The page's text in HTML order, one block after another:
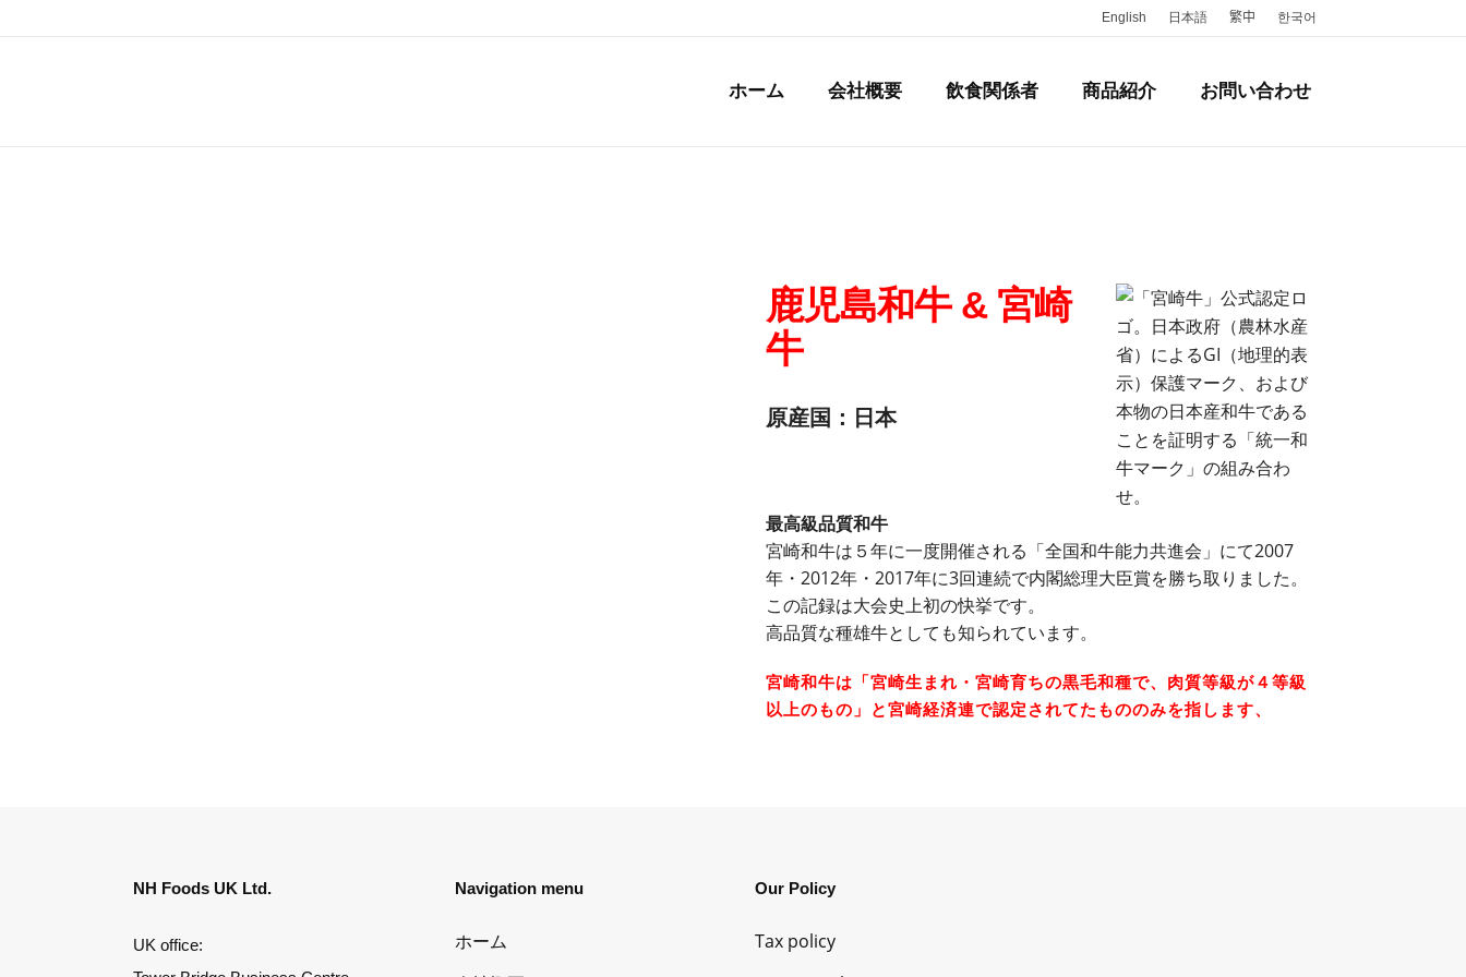
English 日本語 繁中 한국어
ホーム 会社概要 飲食関係者 商品紹介 お問い合わせ
鹿児島和牛 & 宮崎
牛
原産国：日本
最高級品質和牛
宮崎和牛は５年に一度開催される「全国和牛能力共進会」にて2007
年・2012年・2017年に3回連続で内閣総理大臣賞を勝ち取りました。
この記録は大会史上初の快挙です。
高品質な種雄牛としても知られています。
宮崎和牛は「宮崎生まれ・宮崎育ちの黒毛和種で、肉質等級が４等級
以上のもの」と宮崎経済連で認定されてたもののみを指します、
NH Foods UK Ltd.
UK office:
Navigation menu
ホーム
Our Policy
Tax policy